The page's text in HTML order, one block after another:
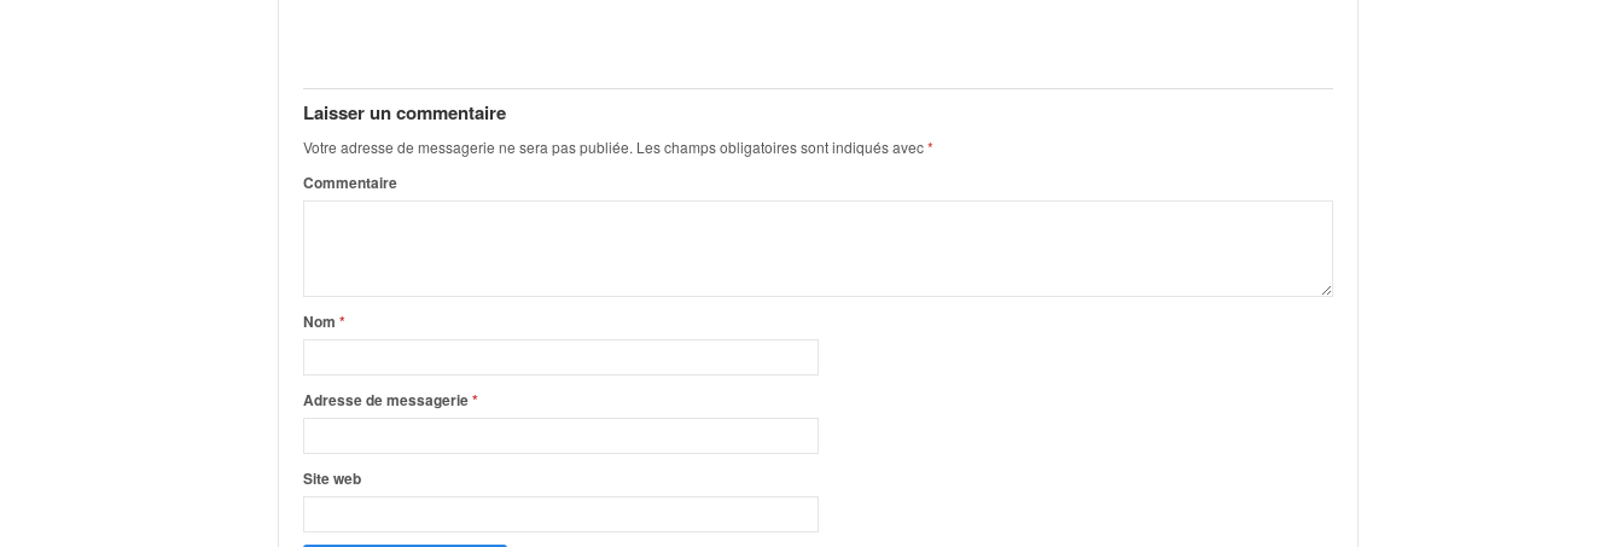
Laisser un commentaire
Votre adresse de messagerie ne sera pas publiée. Les champs obligatoires sont indiqués avec*
Commentaire
Nom *
Adresse de messagerie*
Site web